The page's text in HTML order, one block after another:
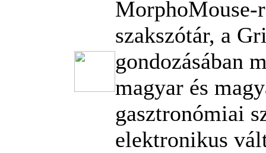
MorphoMouse-
szakszótár, a
gondozásában
magyar és
gasztronómiai
elektronikus